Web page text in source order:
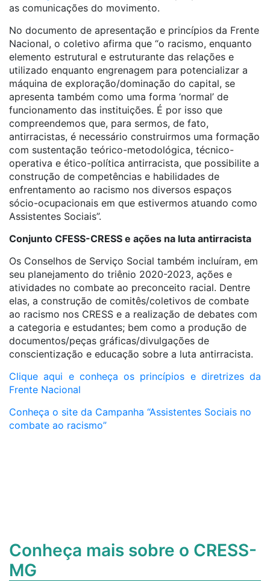
as comunicações do movimento.
No documento de apresentação e princípios da Frente
Nacional, o coletivo afirma que “o racismo, enquanto
elemento estrutural e estruturante das relações e
utilizado enquanto engrenagem para potencializar a
máquina de exploração/dominação do capital, se
apresenta também como uma forma ‘normal’ de
funcionamento das instituições. É por isso que
compreendemos que, para sermos, de fato,
antirracistas, é necessário construirmos uma formação
com sustentação teórico-metodológica, técnico-
operativa e ético-política antirracista, que possibilite a
construção de competências e habilidades de
enfrentamento ao racismo nos diversos espaços
sócio-ocupacionais em que estivermos atuando como
Assistentes Sociais”.
Conjunto CFESS-CRESS e ações na luta antirracista
Os Conselhos de Serviço Social também incluíram, em
seu planejamento do triênio 2020-2023, ações e
atividades no combate ao preconceito racial. Dentre
elas, a construção de comitês/coletivos de combate
ao racismo nos CRESS e a realização de debates com
a categoria e estudantes; bem como a produção de
documentos/peças gráficas/divulgações de
conscientização e educação sobre a luta antirracista.
Clique aqui e conheça os princípios e diretrizes da
Frente Nacional
Conheça o site da Campanha “Assistentes Sociais no
combate ao racismo”
Conheça mais sobre o CRESS-
MG